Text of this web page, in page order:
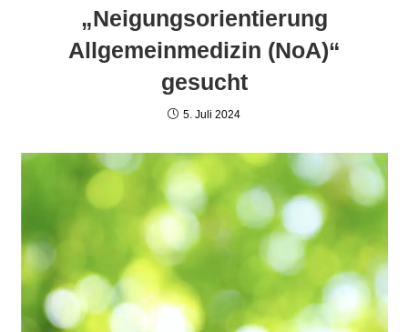
„Neigungsorientierung
Allgemeinmedizin (NoA)“
gesucht
5. Juli 2024